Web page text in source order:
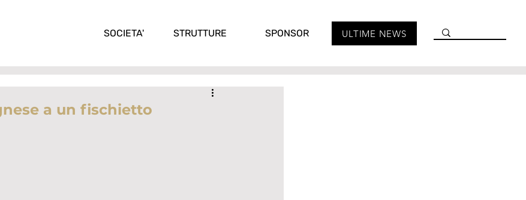
SOCIETA' STRUTTURE SPONSOR ULTIME NEWS
a un fischietto